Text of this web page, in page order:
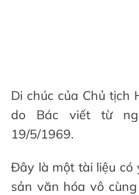
Di chúc của Chủ tịch
do Bác viết từ
19/5/1969.
Đây là một tài liệu có
sản văn hóa vô